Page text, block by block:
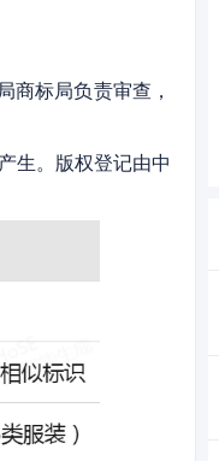
商标局负责审查，
生。版权登记由中